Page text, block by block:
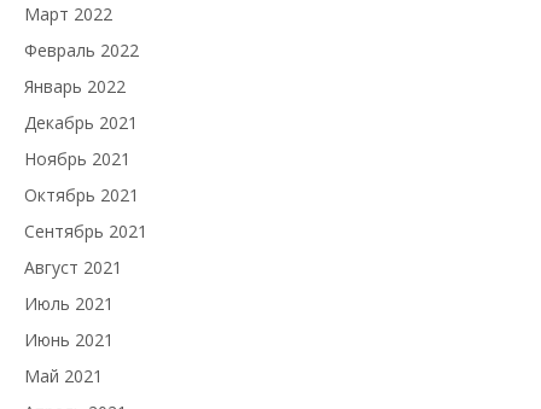
Март 2022
Февраль 2022
Январь 2022
Декабрь 2021
Ноябрь 2021
Октябрь 2021
Сентябрь 2021
Август 2021
Июль 2021
Июнь 2021
Май 2021